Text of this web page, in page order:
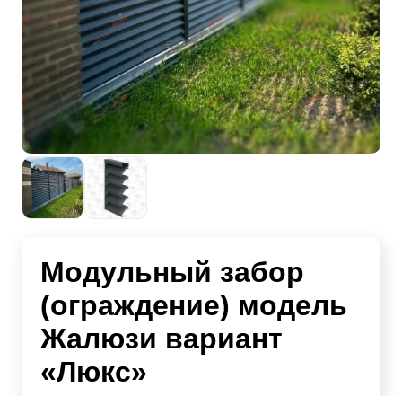
Модульный забор
(ограждение) модель
Жалюзи вариант
«Люкс»